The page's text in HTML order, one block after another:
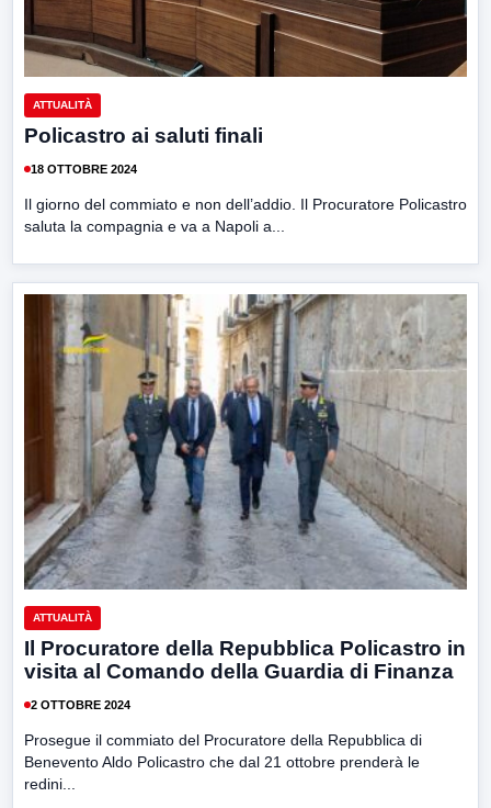
ATTUALITÀ
Policastro ai saluti finali
18 OTTOBRE 2024
Il giorno del commiato e non dell’addio. Il Procuratore Policastro
saluta la compagnia e va a Napoli a...
ATTUALITÀ
Il Procuratore della Repubblica Policastro in
visita al Comando della Guardia di Finanza
2 OTTOBRE 2024
Prosegue il commiato del Procuratore della Repubblica di
Benevento Aldo Policastro che dal 21 ottobre prenderà le
redini...